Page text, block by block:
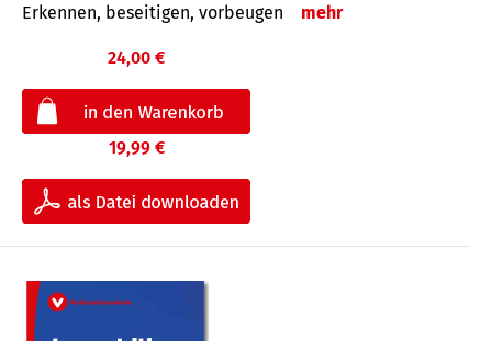
Erkennen, beseitigen, vorbeugen mehr
24,00 €
19,99 €